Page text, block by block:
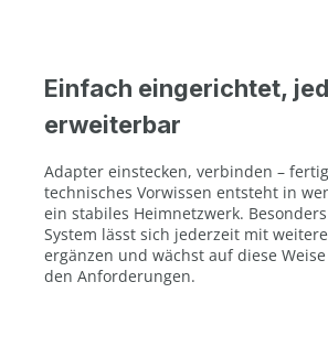
Einfach eingerichtet,
erweiterbar
Adapter einstecken, verbinden –
technisches Vorwissen entsteht in
ein stabiles Heimnetzwerk.
System lässt sich jederzeit mit
ergänzen und wächst auf diese
den Anforderungen.